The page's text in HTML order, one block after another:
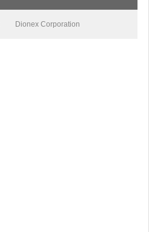
Dionex Corporation